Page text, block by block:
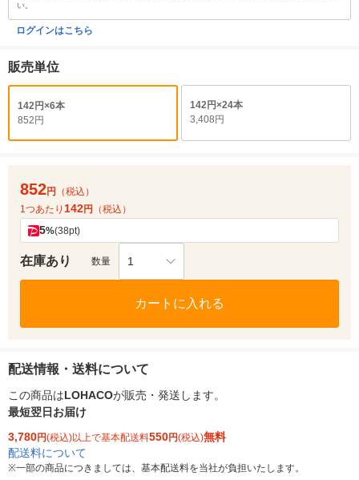
い。
ログインはこちら
販売単位
142円×6本
852円
142円×24本
3,408円
852円
（税込）
1つあたり 142円 （税込）
5%(38pt)
在庫あり 数量 1
カートに入れる
配送情報・送料について
この商品はLOHACOが販売・発送します。
最短翌日お届け
3,780円(税込)以上で基本配送料550円(税込)無料
配送料について
※一部の商品につきましては、基本配送料を当社が負担いたします。